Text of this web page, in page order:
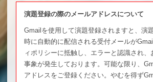
演題登録の際のメールアドレスについて
Gmailを使用して演題登録されますと、演
時に自動的に配信される受付メールが
ィポリシーに抵触し、エラーと認識され
事象が発生しております。可能な限り、
アドレスをご登録ください。やむを得ず